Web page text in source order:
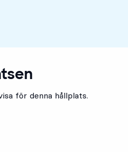
för denna hållplats.